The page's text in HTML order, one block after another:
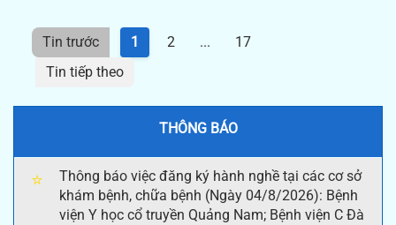
Tin trước 1 2 ...
17
Tin tiếp theo
THÔNG BÁO
⭐
Thông báo việc đăng ký hành nghề tại các cơ sở
khám bệnh, chữa bệnh (Ngày 04/8/2026): Bệnh
viện Y học cổ truyền Quảng Nam; Bệnh viện C Đà